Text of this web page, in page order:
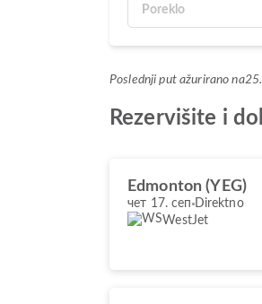
Poslednji put ažurirano na
Rezervišite i
Edmonton (YEG)
чет 17. сеп Direktno
WestJet